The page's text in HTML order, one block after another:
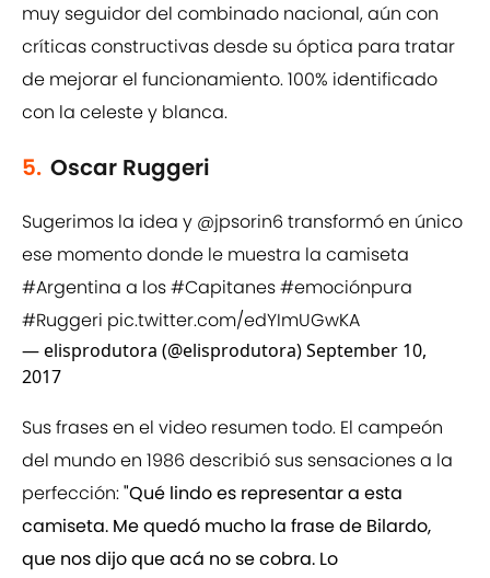
muy seguidor del combinado nacional, aún con
críticas constructivas desde su óptica para tratar
de mejorar el funcionamiento. 100% identificado
con la celeste y blanca.
5. Oscar Ruggeri
Sugerimos la idea y @jpsorin6 transformó en único
ese momento donde le muestra la camiseta
#Argentina a los#Capitanes#emociónpura
#Ruggeri pic.twitter.com/edYImUGwKA
— elisprodutora (@elisprodutora)September 10,
2017
Sus frases en el video resumen todo. El campeón
del mundo en 1986 describió sus sensaciones a la
perfección:"Qué lindo es representar a esta
camiseta. Me quedó mucho la frase de Bilardo,
que nos dijo que acá no se cobra. Lo